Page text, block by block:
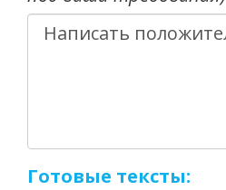
Готовые тексты: